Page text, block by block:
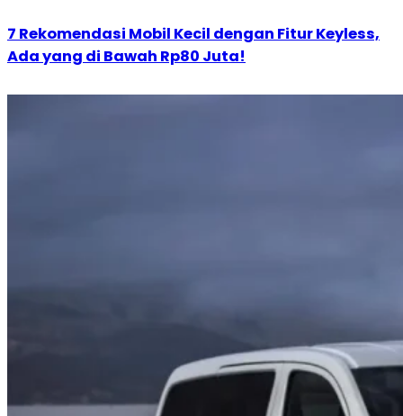
7 Rekomendasi Mobil Kecil dengan Fitur Keyless,
Ada yang di Bawah Rp80 Juta!